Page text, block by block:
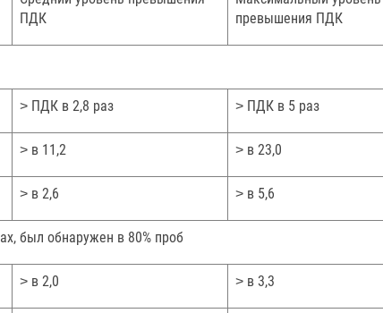
ПДК
превышения ПДК
˃ ПДК в 2,8 раз ˃ ПДК в 5 раз
˃ в 11,2 ˃ в 23,0
˃ в 2,6 ˃ в 5,6
был обнаружен в 80% проб
˃ в 2,0 ˃ в 3,3